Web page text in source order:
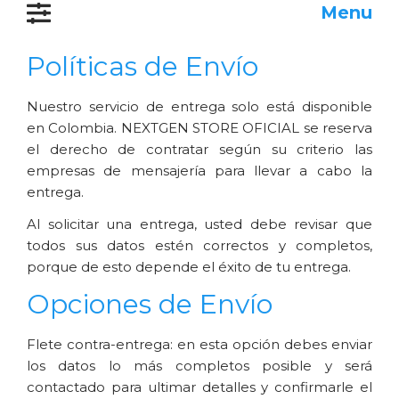
Menu
Políticas de Envío
Nuestro servicio de entrega solo está disponible
en Colombia. NEXTGEN STORE OFICIAL se reserva
el derecho de contratar según su criterio las
empresas de mensajería para llevar a cabo la
entrega.
Al solicitar una entrega, usted debe revisar que
todos sus datos estén correctos y completos,
porque de esto depende el éxito de tu entrega.
Opciones de Envío
Flete contra-entrega: en esta opción debes enviar
los datos lo más completos posible y será
contactado para ultimar detalles y confirmarle el